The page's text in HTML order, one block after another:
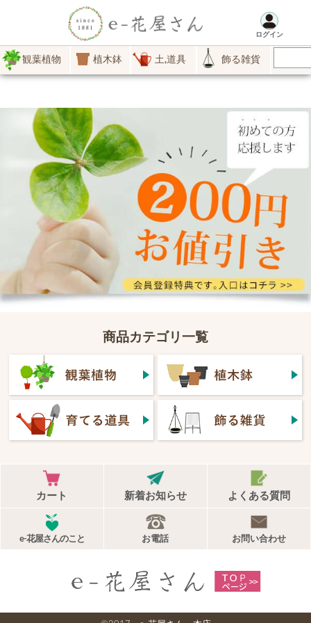
ログイン
観葉植物 植木鉢 土,道具 飾る雑貨
商品カテゴリ一覧
カート 新着お知らせ よくある質問
e-花屋さんのこと お電話 お問い合わせ